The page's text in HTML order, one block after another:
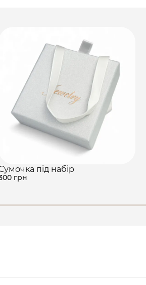
під набір
грн